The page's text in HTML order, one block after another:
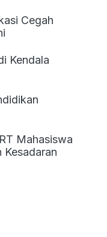
Cegah
Kendala
Mahasiswa